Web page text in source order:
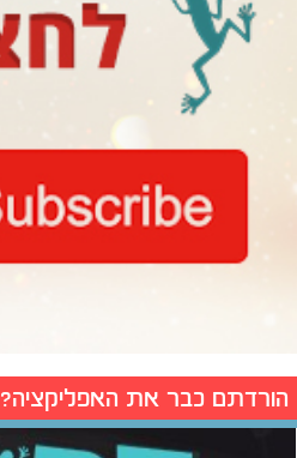
הורדתם כבר את האפליקציה?